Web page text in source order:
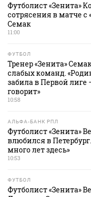
Футболист «Зенита»
сотрясения в матче с
Семак
11:00
ФУТБОЛ
Тренер «Зенита»
слабых команд.
забила в Первой лиге
говорит»
10:58
АЛЬФА-БАНК РПЛ
Футболист «Зенита»
влюбился в
много лет здесь»
10:53
ФУТБОЛ
Футболист «Зенита»